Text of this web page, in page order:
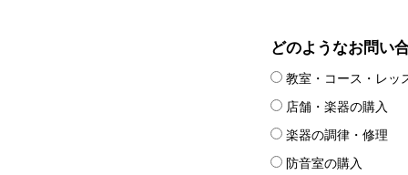
どのようなお問い
教室・コース・レッ
店舗・楽器の購入
楽器の調律・修理
防音室の購入